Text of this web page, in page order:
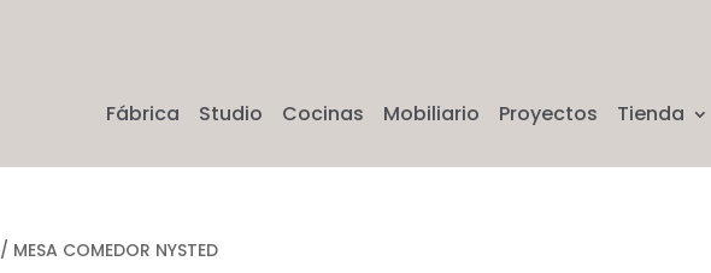
Fábrica Studio Cocinas Mobiliario Proyectos Tienda
/ MESA COMEDOR NYSTED